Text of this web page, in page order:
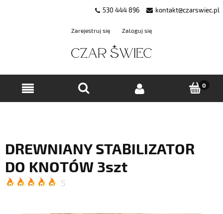
530 444 896 kontakt@czarswiec.pl
Zarejestruj się Zaloguj się
DREWNIANY STABILIZATOR
DO KNOTÓW 3szt
5